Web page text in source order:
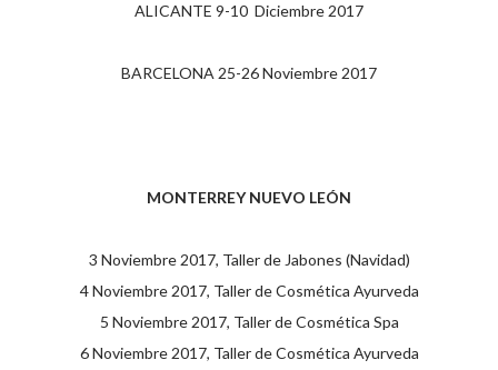
ALICANTE 9-10 Diciembre 2017
BARCELONA 25-26 Noviembre 2017
MONTERREY NUEVO LEÓN
3 Noviembre 2017, Taller de Jabones (Navidad)
4 Noviembre 2017, Taller de Cosmética Ayurveda
5 Noviembre 2017, Taller de Cosmética Spa
6 Noviembre 2017, Taller de Cosmética Ayurveda